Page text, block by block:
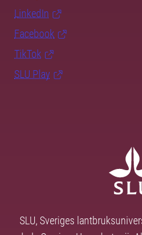
LinkedIn
Facebook
TikTok
SLU Play
SLU, Sveriges